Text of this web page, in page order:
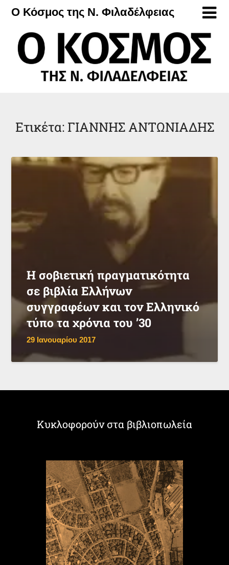
Μετάβαση
περιεχόμενο
Ο Κόσμος της Ν. Φιλαδέλφειας
Ετικέτα: ΓΙΑΝΝΗΣ ΑΝΤΩΝΙΑΔΗΣ
Η σοβιετική πραγματικότητα
σε βιβλία Ελλήνων
συγγραφέων και τον Ελληνικό
τύπο τα χρόνια του ’30
29 Ιανουαρίου 2017
Κυκλοφορούν στα βιβλιοπωλεία